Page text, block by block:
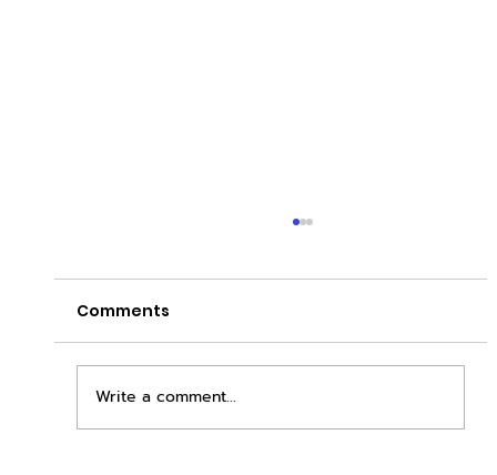
Comments
Write a comment...